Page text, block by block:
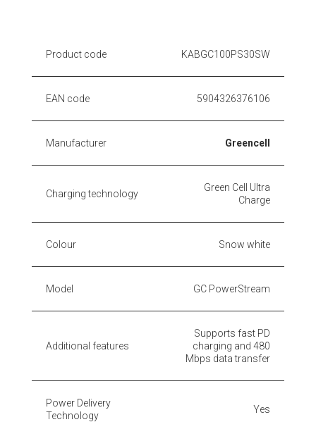
Product code KABGC100PS30SW
EAN code 5904326376106
Manufacturer Greencell
Charging technology
Green Cell Ultra
Charge
Colour Snow white
Model GC PowerStream
Additional features
Supports fast PD
charging and 480
Mbps data transfer
Power Delivery
Technology
Yes